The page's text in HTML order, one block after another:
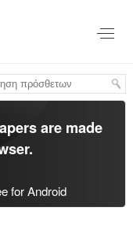
are made
.
for Android